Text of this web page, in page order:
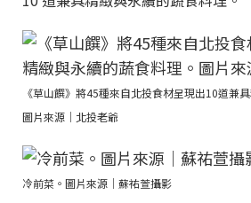
《草山饌》將45種來自北投食材呈現出10道兼
圖片來源｜北投老爺
冷前菜。圖片來源｜蘇祐萱攝影